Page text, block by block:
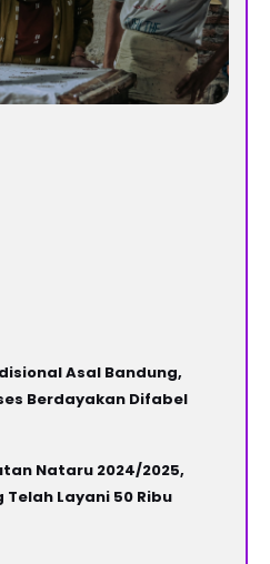
Asal Bandung,
Berdayakan Difabel
Nataru 2024/2025,
Telah Layani 50 Ribu